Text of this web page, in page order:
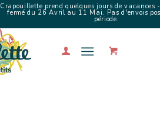
Crapouillette prend quelques jours de vacances
fermé du 26 Avril au 11 Mai. Pas d'envois
période.